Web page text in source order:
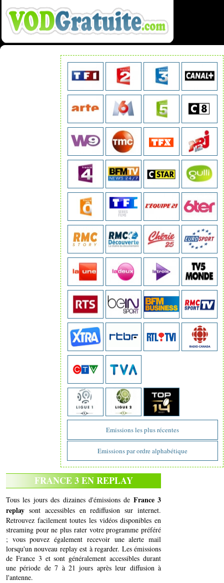
Emissions les plus récentes
Emissions par ordre alphabétique
FRANCE 3 EN REPLAY
Tous les jours des dizaines d'émissions de France 3
replay sont accessibles en rediffusion sur internet.
Retrouvez facilement toutes les vidéos disponibles en
streaming pour ne plus rater votre programme préféré
; vous pouvez également recevoir une alerte mail
lorsqu'un nouveau replay est à regarder. Les émissions
de France 3 et sont généralement accessibles durant
une période de 7 à 21 jours après leur diffusion à
l'antenne.